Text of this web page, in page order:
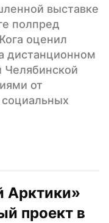
выставке
полпред
оценил
дистанционном
Челябинской
от
Арктики»
проект в